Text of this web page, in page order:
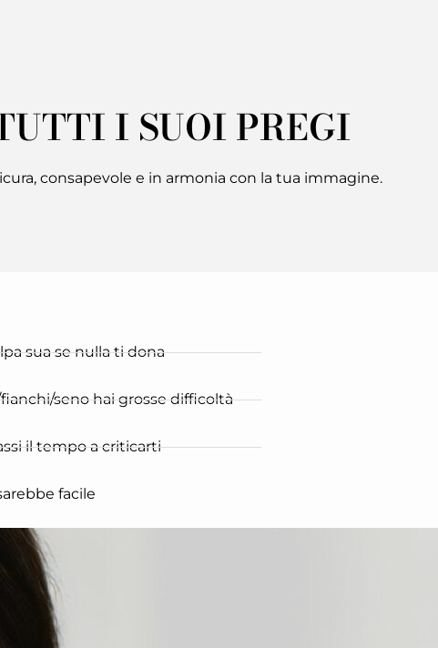
I SUOI PREGI
consapevole e in armonia con la tua immagine.
sua se nulla ti dona
seno hai grosse difficoltà
il tempo a criticarti
facile